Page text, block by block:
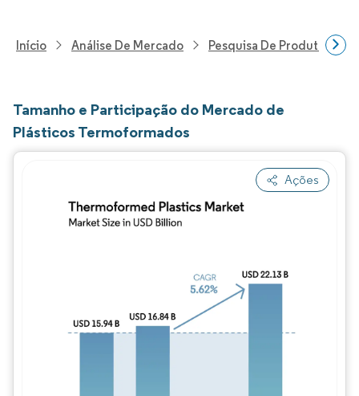
Início Análise De Mercado Pesquisa De Produtos
Tamanho e Participação do Mercado de
Plásticos Termoformados
Ações